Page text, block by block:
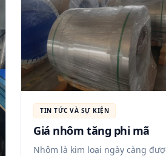
TIN TỨC VÀ SỰ KIỆN
Giá nhôm tăng phi mã
Nhôm là kim loại ngày càng